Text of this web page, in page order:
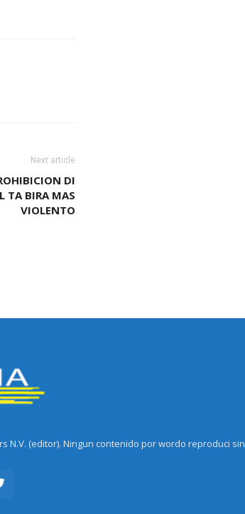
Next article
DI
TA BIRA MAS
VIOLENTO
N.V. (editor). Ningun contenido por wordo reproduci sin